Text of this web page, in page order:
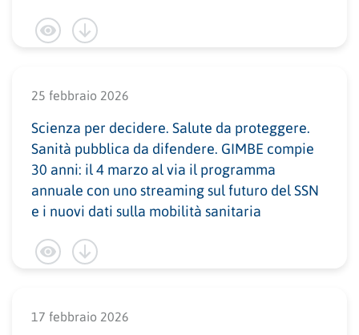
25 febbraio 2026
Scienza per decidere. Salute da proteggere.
Sanità pubblica da difendere. GIMBE compie
30 anni: il 4 marzo al via il programma
annuale con uno streaming sul futuro del SSN
e i nuovi dati sulla mobilità sanitaria
17 febbraio 2026